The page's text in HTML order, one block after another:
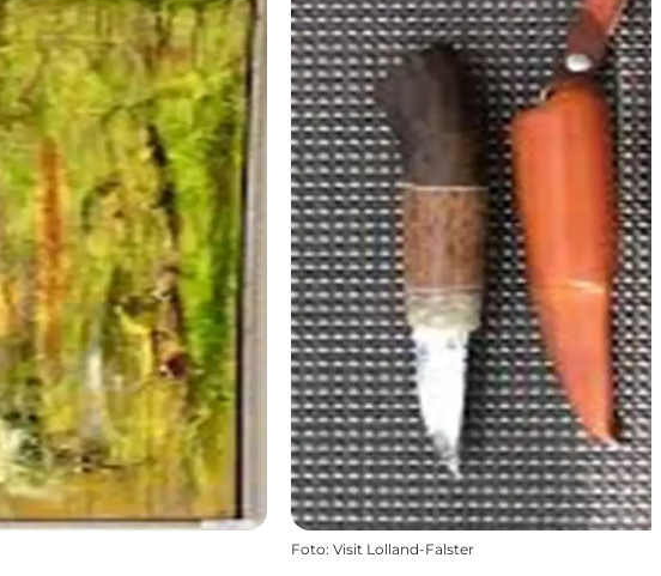
Foto: Visit Lolland-Falster